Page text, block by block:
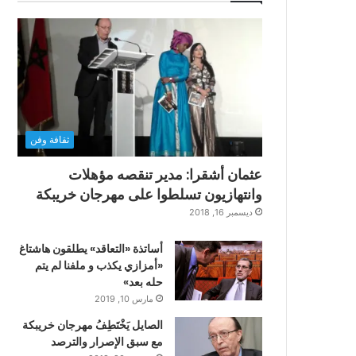
ثقافة وفن
عثمان أشقرا: مدير تنقصه مؤهلات
وانتهازيون تسلطوا على مهرجان خريبكة
ديسمبر 16, 2018
أساتذة «التعاقد» يطلقون هاشتاغ
«أمزازي يكذب و ملفنا لم يتم
حله بعد»
مارس 10, 2019
الصايل يَخْتَطِفُ مهرجان خريبكة
مع سبق الإصرار والترصد